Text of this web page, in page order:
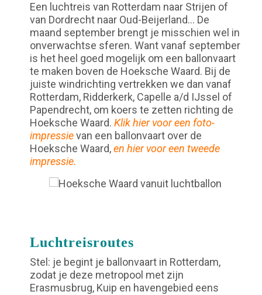
Een luchtreis van Rotterdam naar Strijen of
van Dordrecht naar Oud-Beijerland… De
maand september brengt je misschien wel in
onverwachtse sferen. Want vanaf september
is het heel goed mogelijk om een ballonvaart
te maken boven de Hoeksche Waard. Bij de
juiste windrichting vertrekken we dan vanaf
Rotterdam, Ridderkerk, Capelle a/d IJssel of
Papendrecht, om koers te zetten richting de
Hoeksche Waard. Klik hier voor een foto-
impressievan een ballonvaart over de
Hoeksche Waard,en hier voor een tweede
impressie.
Luchtreisroutes
Stel: je begint je ballonvaart in Rotterdam,
zodat je deze metropool met zijn
Erasmusbrug, Kuip en havengebied eens